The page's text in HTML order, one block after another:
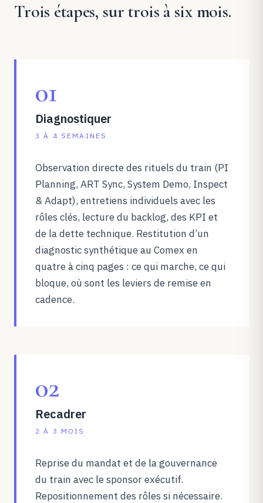
Trois étapes, sur trois à six mois.
01
Diagnostiquer
3 À 4 SEMAINES
Observation directe des rituels du train (PI
Planning, ART Sync, System Demo, Inspect
& Adapt), entretiens individuels avec les
rôles clés, lecture du backlog, des KPI et
de la dette technique. Restitution d’un
diagnostic synthétique au Comex en
quatre à cinq pages : ce qui marche, ce qui
bloque, où sont les leviers de remise en
cadence.
02
Recadrer
2 À 3 MOIS
Reprise du mandat et de la gouvernance
du train avec le sponsor exécutif.
Repositionnement des rôles si nécessaire.